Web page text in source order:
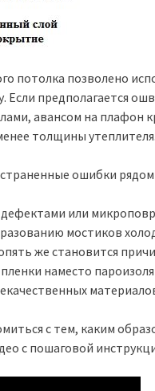
потолка позволено
Если предполагается
авансом на плафон
толщины
ошибки
или
мостиков
же становится
наместо
с тем, каким
с пошаговой